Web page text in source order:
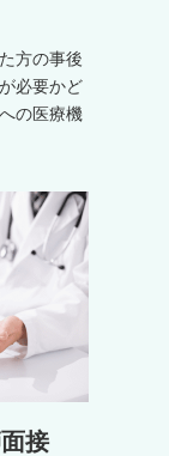
方の事後
必要かど
の医療機
接